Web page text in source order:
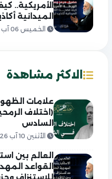
الأمريكية..
الميدانية
الخميس 06 آب 2026
الاكثر مشاهدة
علامات
(اختلاف
السادس
الأثنين 10 آب 2026
العالم بين
القواعد